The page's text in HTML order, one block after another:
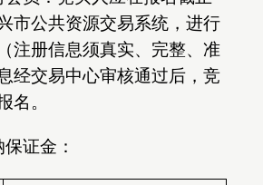
市公共资源交易系统，进行
注册信息须真实、完整、准
经交易中心审核通过后，竞
名。
证金：